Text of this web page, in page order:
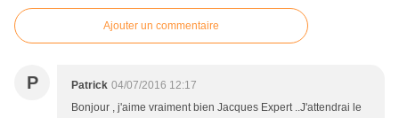
Ajouter un commentaire
P Patrick 04/07/2016 12:17
Bonjour , j'aime vraiment bien Jacques Expert ..J'attendrai le